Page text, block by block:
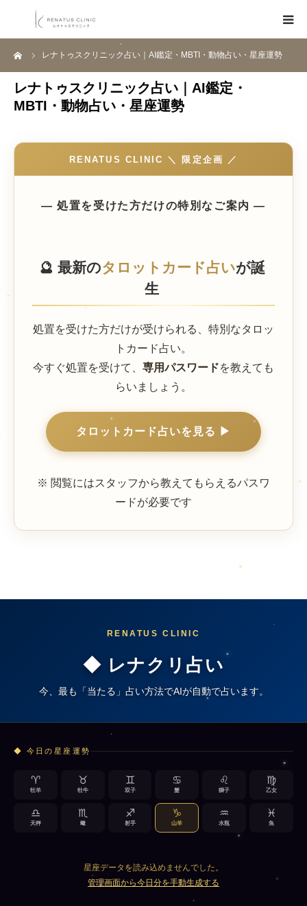
レナトゥスクリニック占い｜AI鑑定・MBTI・動物占い・星座運勢
レナトゥスクリニック占い｜AI鑑定・
MBTI・動物占い・星座運勢
RENATUS CLINIC ＼ 限定企画 ／
― 処置を受けた方だけの特別なご案内 ―
🔮 最新のタロットカード占いが誕
生
処置を受けた方だけが受けられる、特別なタロッ
トカード占い。
今すぐ処置を受けて、 専用パスワードを教えても
らいましょう。
タロットカード占いを見る ▶
※ 閲覧にはスタッフから教えてもらえるパスワ
ードが必要です
RENATUS CLINIC
◆ レナクリ占い
今、最も「当たる」占い方法でAIが自動で占います。
◆ 今日の星座運勢
♈
牡羊
♉
牡牛
♊
双子
♋
蟹
♌
獅子
♍
乙女
♎
天秤
♏
蠍
♐
射手
♑
山羊
♒
水瓶
♓
魚
星座データを読み込めませんでした。
管理画面から今日分を手動生成する
HOME
メニュー
クリニック一覧
ストア
相談